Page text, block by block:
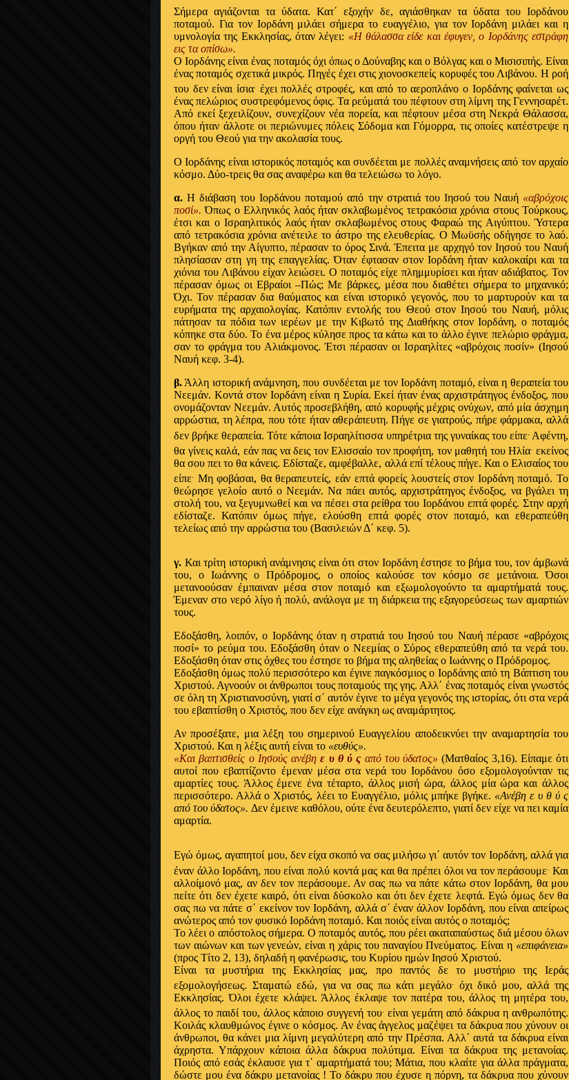
Σήμερα αγιάζονται τα ύδατα. Κατ΄ εξοχήν δε, αγιάσθηκαν τα ύδατα του Ιορδάνου
ποταμού. Για τον Ιορδάνη μιλάει σήμερα το ευαγγέλιο, για τον Ιορδάνη μιλάει και η
υμνολογία της Εκκλησίας, όταν λέγει: «Η θάλασσα είδε και έφυγεν, ο Ιορδάνης εστράφη
εις τα οπίσω».
Ο Ιορδάνης είναι ένας ποταμός όχι όπως ο Δούναβης και ο Βόλγας και ο Μισισιπής. Είναι
ένας ποταμός σχετικά μικρός. Πηγές έχει στις χιονοσκεπείς κορυφές του Λιβάνου. Η ροή
του δεν είναι ίσια.έχει πολλές στροφές, και από το αεροπλάνο ο Ιορδάνης φαίνεται ως
ένας πελώριος συστρεφόμενος όφις. Τα ρεύματά του πέφτουν στη λίμνη της Γεννησαρέτ.
Από εκεί ξεχειλίζουν, συνεχίζουν νέα πορεία, και πέφτουν μέσα στη Νεκρά Θάλασσα,
όπου ήταν άλλοτε οι περιώνυμες πόλεις Σόδομα και Γόμορρα, τις οποίες κατέστρεψε η
οργή του Θεού για την ακολασία τους.
Ο Ιορδάνης είναι ιστορικός ποταμός και συνδέεται με πολλές αναμνήσεις από τον αρχαίο
κόσμο. Δύο-τρεις θα σας αναφέρω και θα τελειώσω το λόγο.
α. Η διάβαση του Ιορδάνου ποταμού από την στρατιά του Ιησού του Ναυή «αβρόχοις
ποσί». Όπως ο Ελληνικός λαός ήταν σκλαβωμένος τετρακόσια χρόνια στους Τούρκους,
έτσι και ο Ισραηλιτικός λαός ήταν σκλαβωμένος στους Φαραώ της Αιγύπτου. Ύστερα
από τετρακόσια χρόνια ανέτειλε το άστρο της ελευθερίας. Ο Μωϋσής οδήγησε το λαό.
Βγήκαν από την Αίγυπτο, πέρασαν το όρος Σινά. Έπειτα με αρχηγό τον Ιησού του Ναυή
πλησίασαν στη γη της επαγγελίας. Όταν έφτασαν στον Ιορδάνη ήταν καλοκαίρι και τα
χιόνια του Λιβάνου είχαν λειώσει. Ο ποταμός είχε πλημμυρίσει και ήταν αδιάβατος. Τον
πέρασαν όμως οι Εβραίοι –Πώς; Με βάρκες, μέσα που διαθέτει σήμερα το μηχανικό;
Όχι. Τον πέρασαν δια θαύματος και είναι ιστορικό γεγονός, που το μαρτυρούν και τα
ευρήματα της αρχαιολογίας. Κατόπιν εντολής του Θεού στον Ιησού του Ναυή, μόλις
πάτησαν τα πόδια των ιερέων με την Κιβωτό της Διαθήκης στον Ιορδάνη, ο ποταμός
κόπηκε στα δύο. Το ένα μέρος κύλησε προς τα κάτω και το άλλο έγινε πελώριο φράγμα,
σαν το φράγμα του Αλιάκμονος. Έτσι πέρασαν οι Ισραηλίτες «αβρόχοις ποσίν» (Ιησού
Ναυή κεφ. 3-4).
β. Άλλη ιστορική ανάμνηση, που συνδέεται με τον Ιορδάνη ποταμό, είναι η θεραπεία του
Νεεμάν. Κοντά στον Ιορδάνη είναι η Συρία. Εκεί ήταν ένας αρχιστράτηγος ένδοξος, που
ονομάζονταν Νεεμάν. Αυτός προσεβλήθη, από κορυφής μέχρις ονύχων, από μία άσχημη
αρρώστια, τη λέπρα, που τότε ήταν αθεράπευτη. Πήγε σε γιατρούς, πήρε φάρμακα, αλλά
δεν βρήκε θεραπεία. Τότε κάποια Ισραηλίτισσα υπηρέτρια της γυναίκας του είπε Αφέντη,
θα γίνεις καλά, εάν πας να δεις τον Ελισσαίο τον προφήτη, τον μαθητή του Ηλία εκείνος
θα σου πει το θα κάνεις. Εδίσταζε, αμφέβαλλε, αλλά επί τέλους πήγε. Και ο Ελισαίος του
είπε Μη φοβάσαι, θα θεραπευτείς, εάν επτά φορείς λουστείς στον Ιορδάνη ποταμό. Το
θεώρησε γελοίο αυτό ο Νεεμάν. Να πάει αυτός, αρχιστράτηγος ένδοξος, να βγάλει τη
στολή του, να ξεγυμνωθεί και να πέσει στα ρείθρα του Ιορδάνου επτά φορές. Στην αρχή
εδίσταζε. Κατόπιν όμως πήγε, ελούσθη επτά φορές στον ποταμό, και εθεραπεύθη
τελείως από την αρρώστια του (Βασιλειών Δ΄ κεφ. 5).
γ. Και τρίτη ιστορική ανάμνησις είναι ότι στον Ιορδάνη έστησε το βήμα του, τον άμβωνά
του, ο Ιωάννης ο Πρόδρομος, ο οποίος καλούσε τον κόσμο σε μετάνοια. Όσοι
μετανοούσαν έμπαιναν μέσα στον ποταμό και εξωμολογούντο τα αμαρτήματά τους.
Έμεναν στο νερό λίγο ή πολύ, ανάλογα με τη διάρκεια της εξαγορεύσεως των αμαρτιών
τους.
Εδοξάσθη, λοιπόν, ο Ιορδάνης όταν η στρατιά του Ιησού του Ναυή πέρασε «αβρόχοις
ποσί» το ρεύμα του. Εδοξάσθη όταν ο Νεεμίας ο Σύρος εθεραπεύθη από τα νερά του.
Εδοξάσθη όταν στις όχθες του έστησε το βήμα της αληθείας ο Ιωάννης ο Πρόδρομος.
Εδοξάσθη όμως πολύ περισσότερο και έγινε παγκόσμιος ο Ιορδάνης από τη Βάπτιση του
Χριστού. Αγνοούν οι άνθρωποι τους ποταμούς της γης. Αλλ΄ ένας ποταμός είναι γνωστός
σε όλη τη Χριστιανοσύνη, γιατί σ΄ αυτόν έγινε το μέγα γεγονός της ιστορίας, ότι στα νερά
του εβαπτίσθη ο Χριστός, που δεν είχε ανάγκη ως αναμάρτητος.
Αν προσέξατε, μια λέξη του σημερινού Ευαγγελίου αποδεικνύει την αναμαρτησία του
Χριστού. Και η λέξις αυτή είναι το «ευθύς».
«Και βαπτισθείς ο Ιησούς ανέβηε υ θ ύ ς από του ύδατος» (Ματθαίος 3,16). Είπαμε ότι
αυτοί που εβαπτίζοντο έμεναν μέσα στα νερά του Ιορδάνου όσο εξομολογούνταν τις
αμαρτίες τους. Άλλος έμενε ένα τέταρτο, άλλος μισή ώρα, άλλος μία ώρα και άλλος
περισσότερο. Αλλά ο Χριστός, λέει το Ευαγγέλιο, μόλις μπήκε βγήκε. «Ανέβη ε υ θ ύ ς
από του ύδατος». Δεν έμεινε καθόλου, ούτε ένα δευτερόλεπτο, γιατί δεν είχε να πει καμία
αμαρτία.
Εγώ όμως, αγαπητοί μου, δεν είχα σκοπό να σας μιλήσω γι΄ αυτόν τον Ιορδάνη, αλλά για
έναν άλλο Ιορδάνη, που είναι πολύ κοντά μας και θα πρέπει όλοι να τον περάσουμε Και
αλλοίμονό μας, αν δεν τον περάσουμε. Αν σας πω να πάτε κάτω στον Ιορδάνη, θα μου
πείτε ότι δεν έχετε καιρό, ότι είναι δύσκολο και ότι δεν έχετε λεφτά. Εγώ όμως δεν θα
σας πω να πάτε σ΄ εκείνον τον Ιορδάνη, αλλά σ΄ έναν άλλον Ιορδάνη, που είναι απείρως
ανώτερος από τον φυσικό Ιορδάνη ποταμό. Και ποιός είναι αυτός ο ποταμός;
Το λέει ο απόστολος σήμερα. Ο ποταμός αυτός, που ρέει ακαταπαύστως διά μέσου όλων
των αιώνων και των γενεών, είναι η χάρις του παναγίου Πνεύματος. Είναι η «επιφάνεια»
(προς Τίτο 2, 13), δηλαδή η φανέρωσις, του Κυρίου ημών Ιησού Χριστού.
Είναι τα μυστήρια της Εκκλησίας μας, προ παντός δε το μυστήριο της Ιεράς
εξομολογήσεως. Σταματώ εδώ, για να σας πω κάτι μεγάλοόχι δικό μου, αλλά της
Εκκλησίας. Όλοι έχετε κλάψει. Άλλος έκλαψε τον πατέρα του, άλλος τη μητέρα του,
άλλος το παιδί του, άλλος κάποιο συγγενή του είναι γεμάτη από δάκρυα η ανθρωπότης.
Κοιλάς κλαυθμώνος έγινε ο κόσμος. Αν ένας άγγελος μαζέψει τα δάκρυα που χύνουν οι
άνθρωποι, θα κάνει μια λίμνη μεγαλύτερη από την Πρέσπα. Αλλ΄ αυτά τα δάκρυα είναι
άχρηστα. Υπάρχουν κάποια άλλα δάκρυα πολύτιμα. Είναι τα δάκρυα της μετανοίας.
Ποιός από εσάς έκλαυσε για τ΄ αμαρτήματά του; Μάτια, που κλαίτε για άλλα πράγματα,
δώστε μου ένα δάκρυ μετανοίας ! Το δάκρυ που έχυσε η πόρνη, τα δάκρυα που χύνουν